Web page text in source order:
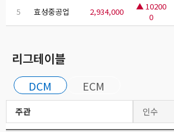
5
효성중공업 2,934,000
▲ 10200
0
리그테이블
DCM ECM
주관 인수